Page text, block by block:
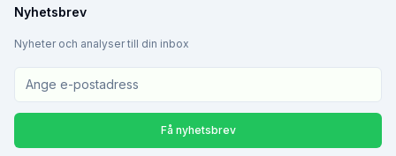
Nyhetsbrev
Nyheter och analyser till din inbox
Få nyhetsbrev